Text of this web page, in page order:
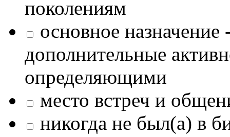
поколениям
основное назначение
дополнительные
определяющими
место встреч и
никогда не был(а) в